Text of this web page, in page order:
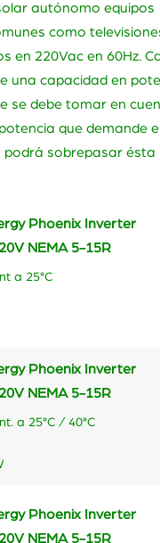
autónomo equipos
como
en 220Vac en 60Hz.
una capacidad en
se debe tomar en
que demande
podrá sobrepasar ésta
Phoenix Inverter
NEMA 5-15R
a 25°C
Phoenix Inverter
NEMA 5-15R
a 25°C / 40°C
Phoenix Inverter
NEMA 5-15R